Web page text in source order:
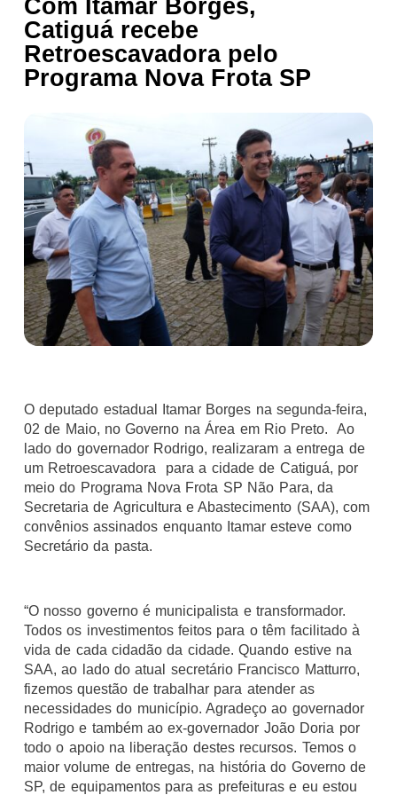
Com Itamar Borges,
Catiguá recebe
Retroescavadora pelo
Programa Nova Frota SP
O deputado estadual Itamar Borges na segunda-feira,
02 de Maio, no Governo na Área em Rio Preto. Ao
lado do governador Rodrigo, realizaram a entrega de
um Retroescavadora
para a cidade de Catiguá, por
meio do Programa Nova Frota SP Não Para, da
Secretaria de Agricultura e Abastecimento (SAA), com
convênios assinados enquanto Itamar esteve como
Secretário da pasta.
“O nosso governo é municipalista e transformador.
Todos os investimentos feitos para o têm facilitado à
vida de cada cidadão da cidade. Quando estive na
SAA, ao lado do atual secretário Francisco Matturro,
fizemos questão de trabalhar para atender as
necessidades do município. Agradeço ao governador
Rodrigo e também ao ex-governador João Doria por
todo o apoio na liberação destes recursos. Temos o
maior volume de entregas, na história do Governo de
SP, de equipamentos para as prefeituras e eu estou